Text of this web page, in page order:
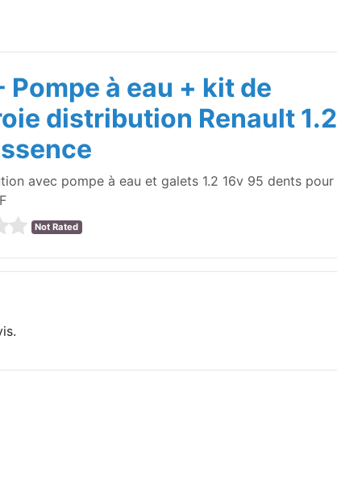
Pompe à eau + kit de
distribution Renault 1.2
avec pompe à eau et galets 1.2 16v 95 dents pour
Not Rated